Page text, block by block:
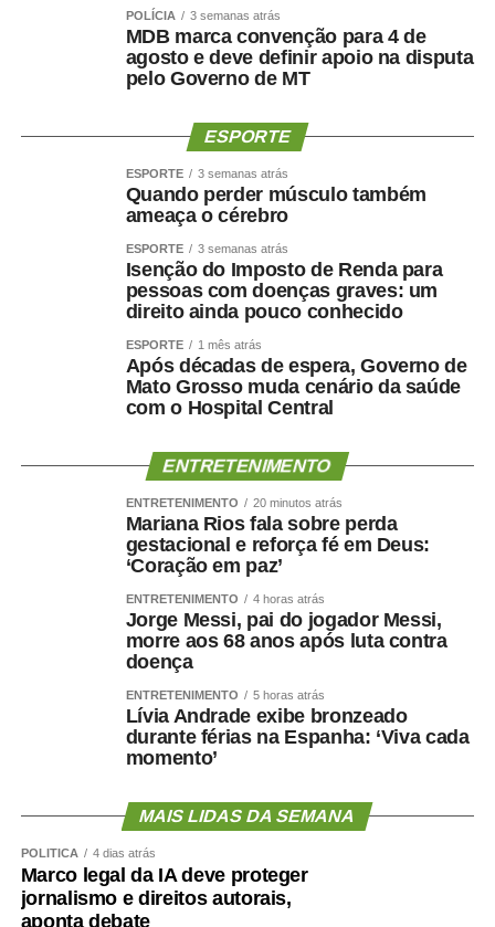
milhões de sacas, alta de 0,8%.
Nas próximas semanas, o produtor deverá concentrar
esforços na conclusão da colheita e na secagem dos
decisiva para determinar quanto da safra maior
conseguirá alcançar os mercados que pagam mais pelo
Pensar Agro
COMENTE ABAIXO:
WhatsApp
Facebook
Twitter
Messenger
LinkedIn
Share
POLÍCIA 3 semanas atrás
MDB marca convenção para 4 de
agosto e deve definir apoio na disputa
pelo Governo de MT
ESPORTE
ESPORTE 3 semanas atrás
Quando perder músculo também
ameaça o cérebro
ESPORTE 3 semanas atrás
Isenção do Imposto de Renda para
pessoas com doenças graves: um
direito ainda pouco conhecido
ESPORTE 1 mês atrás
Após décadas de espera, Governo de
Mato Grosso muda cenário da saúde
com o Hospital Central
ENTRETENIMENTO
ENTRETENIMENTO 20 minutos atrás
Mariana Rios fala sobre perda
gestacional e reforça fé em Deus:
‘Coração em paz’
ENTRETENIMENTO 4 horas atrás
Jorge Messi, pai do jogador Messi,
morre aos 68 anos após luta contra
doença
ENTRETENIMENTO 5 horas atrás
Lívia Andrade exibe bronzeado
durante férias na Espanha: ‘Viva cada
momento’
MAIS LIDAS DA SEMANA
POLÍTICA 4 dias atrás
Marco legal da IA deve proteger
jornalismo e direitos autorais,
aponta debate